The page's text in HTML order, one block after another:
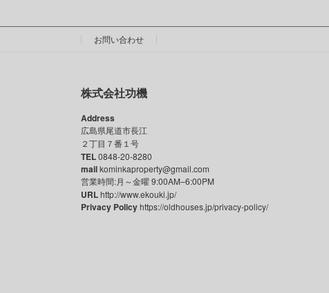
お問い合わせ
株式会社功機
Address
広島県尾道市長江
２丁目７番１号
TEL0848-20-8280
mailkominkaproperty@gmail.com
営業時間:月～金曜 9:00AM–6:00PM
URLhttp://www.ekouki.jp/
Privacy Policyhttps://oldhouses.jp/privacy-policy/